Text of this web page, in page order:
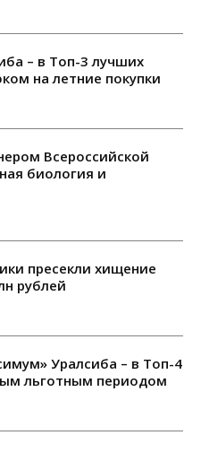
– в Топ-3 лучших
на летние покупки
Всероссийской
биология и
пресекли хищение
рублей
Уралсиба – в Топ-4
льготным периодом